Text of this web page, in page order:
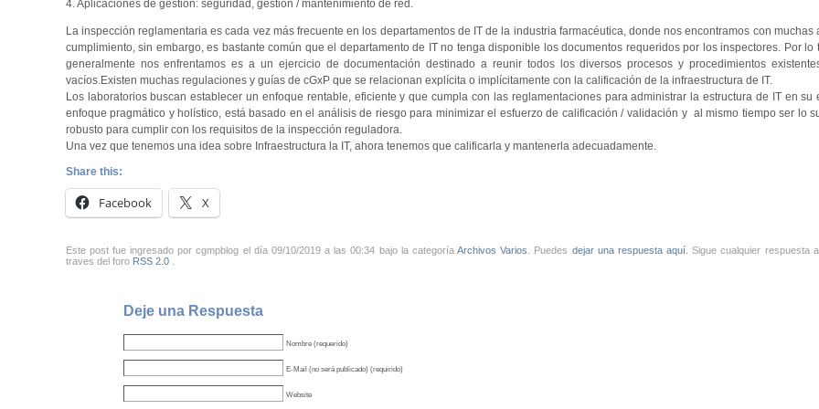
4. Aplicaciones de gestión: seguridad, gestión / mantenimiento de red.
La inspección reglamentaria es cada vez más frecuente en los departamentos de IT de la industria farmacéutica, donde nos encontramos con muchas
cumplimiento, sin embargo, es bastante común que el departamento de IT no tenga disponible los documentos requeridos por los inspectores. Por lo
generalmente nos enfrentamos es a un ejercicio de documentación destinado a reunir todos los diversos procesos y procedimientos
vacíos.Existen muchas regulaciones y guías de cGxP que se relacionan explícita o implícitamente con la calificación de la infraestructura de IT.
Los laboratorios buscan establecer un enfoque rentable, eficiente y que cumpla con las reglamentaciones para administrar la estructura de IT en su
enfoque pragmático y holístico, está basado en el análisis de riesgo para minimizar el esfuerzo de calificación / validación y al mismo tiempo ser lo
robusto para cumplir con los requisitos de la inspección reguladora.
Una vez que tenemos una idea sobre Infraestructura la IT, ahora tenemos que calificarla y mantenerla adecuadamente.
Share this:
Facebook X
Este post fue ingresado por cgmpblog el día 09/10/2019 a las 00:34 bajo la categoríaArchivos Varios . Puedes dejar una respuesta aquí. Sigue cualquier respuesta
traves del foro RSS 2.0.
Deje una Respuesta
Nombre (requerido)
E-Mail (no será publicado) (requirido)
Website